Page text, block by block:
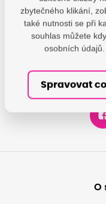
Dáme vám
O
zbytečného klikání,
také nutnosti se při
souhlas můžete
osobních
Spravovat